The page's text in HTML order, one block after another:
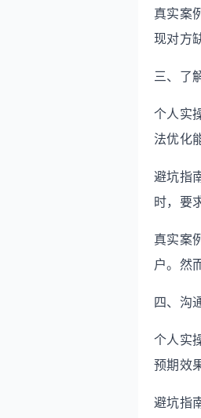
真实案
现对方
三、了
个人实
法优化
避坑指
时，要
真实案
户。然
四、沟
个人实
预期效
避坑指